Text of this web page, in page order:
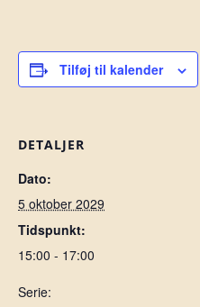
Tilføj til kalender
DETALJER
Dato:
5 oktober 2029
Tidspunkt:
15:00 - 17:00
Serie: